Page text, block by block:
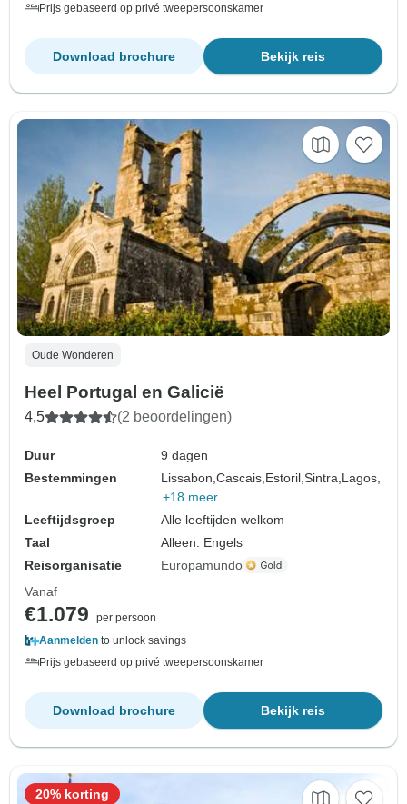
Prijs gebaseerd op privé tweepersoonskamer
Bekijk reis
Download brochure
Oude Wonderen
Heel Portugal en Galicië
4,5 (2 beoordelingen)
Duur
9 dagen
Bestemmingen
Lissabon,Cascais, Estoril,Sintra, Lagos,
+18 meer
Leeftijdsgroep
Alle leeftijden welkom
Taal
Alleen: Engels
Reisorganisatie
Europamundo
Vanaf
€1.079
per persoon
Aanmelden to unlock savings
Prijs gebaseerd op privé tweepersoonskamer
Bekijk reis
Download brochure
20% korting